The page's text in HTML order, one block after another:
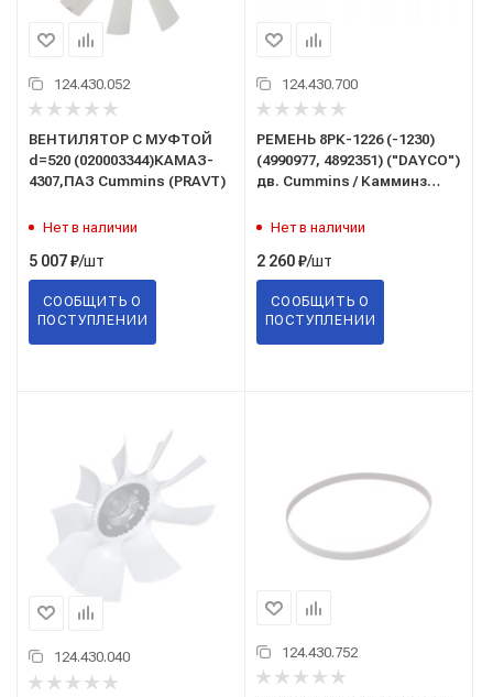
124.430.052
ВЕНТИЛЯТОР С МУФТОЙ
d=520 (020003344)КАМАЗ-
4307,ПАЗ Cummins (PRAVT)
Нет в наличии
5 007₽/шт
СООБЩИТЬ О
ПОСТУПЛЕНИИ
124.430.700
РЕМЕНЬ 8РК-1226 (-1230)
(4990977, 4892351) ("DAYCO")
дв. Cummins / Камминз
Нет в наличии
2 260₽/шт
СООБЩИТЬ О
ПОСТУПЛЕНИИ
124.430.040 124.430.752